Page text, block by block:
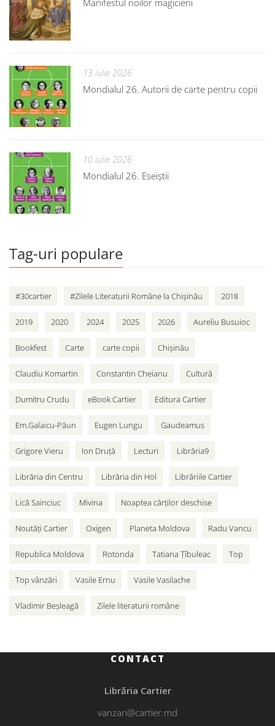
13 iulie 2026
Mondialul 26. Autorii de carte pentru copii
10 iulie 2026
Mondialul 26. Eseiștii
Tag-uri populare
#30cartier #Zilele Literaturii Române la Chișinău 2018
2019 2020 2024 2025 2026 Aureliu Busuioc
Bookfest Carte carte copii Chișinău
Claudiu Komartin Constantin Cheianu Cultură
Dumitru Crudu eBook Cartier Editura Cartier
Em.Galaicu-Păun Eugen Lungu Gaudeamus
Grigore Vieru Ion Druță Lecturi Librăria9
Librăria din Centru Librăria din Hol Librăriile Cartier
Lică Sainciuc Mivina Noaptea cărților deschise
Noutăți Cartier Oxigen Planeta Moldova Radu Vancu
Republica Moldova Rotonda Tatiana Țîbuleac Top
Top vânzări Vasile Ernu Vasile Vasilache
Vladimir Beșleagă Zilele literaturii române
CONTACT
Librăria Cartier
vanzari@cartier.md